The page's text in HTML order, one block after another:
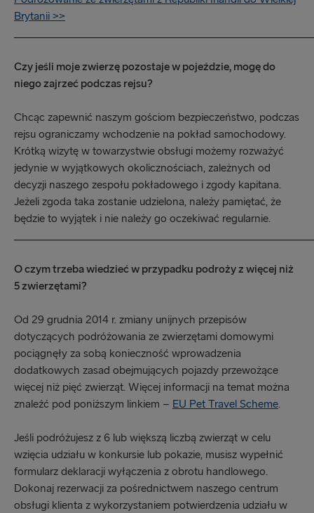
Brytanii >>
Czy jeśli moje zwierzę pozostaje w pojeździe, mogę do
niego zajrzeć podczas rejsu?
Chcąc zapewnić naszym gościom bezpieczeństwo, podczas
rejsu ograniczamy wchodzenie na pokład samochodowy.
Krótką wizytę w towarzystwie obsługi możemy rozważyć
jedynie w wyjątkowych okolicznościach, zależnych od
decyzji naszego zespołu pokładowego i zgody kapitana.
Jeżeli zgoda taka zostanie udzielona, należy pamiętać, że
będzie to wyjątek i nie należy go oczekiwać regularnie.
O czym trzeba wiedzieć w przypadku podroży z więcej niż
5 zwierzętami?
Od 29 grudnia 2014 r. zmiany unijnych przepisów
dotyczących podróżowania ze zwierzętami domowymi
pociągnęły za sobą konieczność wprowadzenia
dodatkowych zasad obejmujących pojazdy przewożące
więcej niż pięć zwierząt. Więcej informacji na temat można
znaleźć pod poniższym linkiem – EU Pet Travel Scheme.
Jeśli podróżujesz z 6 lub większą liczbą zwierząt w celu
wzięcia udziału w konkursie lub pokazie, musisz wypełnić
formularz deklaracji wyłączenia z obrotu handlowego.
Dokonaj rezerwacji za pośrednictwem naszego centrum
obsługi klienta z wykorzystaniem potwierdzenia udziału w